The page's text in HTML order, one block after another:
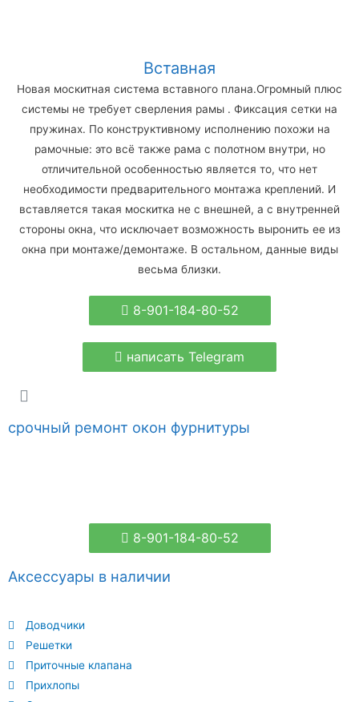
Вставная
Новая москитная система вставного плана.Огромный плюс
системы не требует сверления рамы . Фиксация сетки на
пружинах. По конструктивному исполнению похожи на
рамочные: это всё также рама с полотном внутри, но
отличительной особенностью является то, что нет
необходимости предварительного монтажа креплений. И
вставляется такая москитка не с внешней, а с внутренней
стороны окна, что исключает возможность выронить ее из
окна при монтаже/демонтаже. В остальном, данные виды
весьма близки.
8-901-184-80-52
написать Telegram
Аксессуары в наличии
Доводчики
Решетки
Приточные клапана
Прихлопы
срочный ремонт окон фурнитуры
8-901-184-80-52